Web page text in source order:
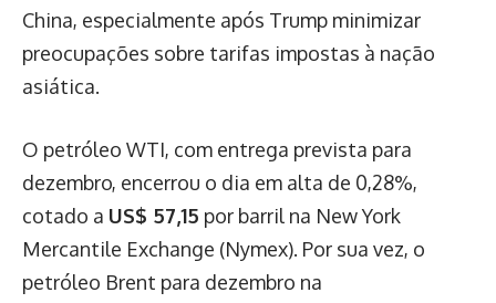
China, especialmente após Trump minimizar
preocupações sobre tarifas impostas à nação
asiática.
O petróleo WTI, com entrega prevista para
dezembro, encerrou o dia em alta de 0,28%,
cotado a US$ 57,15 por barril na New York
Mercantile Exchange (Nymex). Por sua vez, o
petróleo Brent para dezembro na